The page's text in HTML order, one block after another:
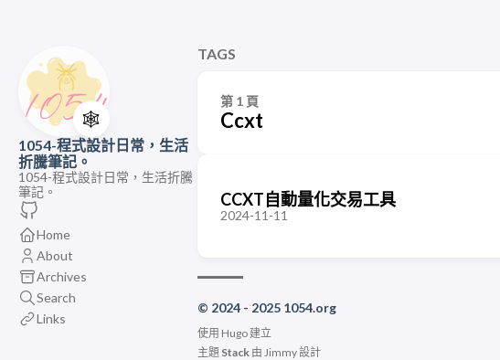
🕸️
1054-程式設計日常，生活
折騰筆記。
1054-程式設計日常，生活折騰
筆記。
Home
About
Archives
Search
Links
TAGS
第 1 頁
Ccxt
CCXT自動量化交易工具
2024-11-11
© 2024 - 2025 1054.org
使用 Hugo建立
主題 Stack由 Jimmy設計